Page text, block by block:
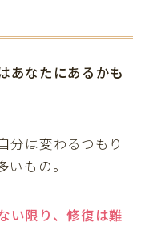
あなたにあるかも
分は変わるつもり
もの。
い限り 、修復は難